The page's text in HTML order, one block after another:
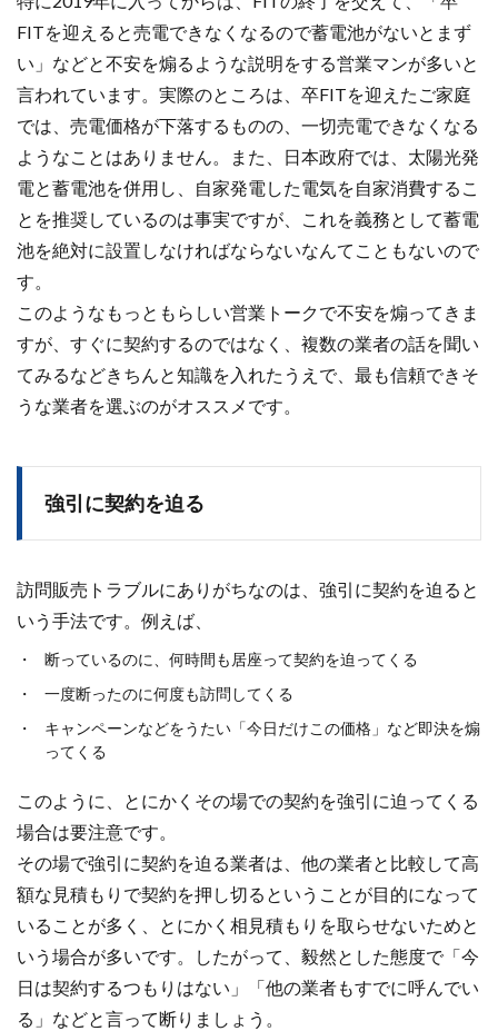
FITを迎えると売電できなくなるので蓄電池がないとまず
い 」などと不安を煽るような説明をする営業マンが多いと
言われています。実際のところは、卒FITを迎えたご家庭
では、売電価格が下落するものの、一切売電できなくなる
ようなことはありません。また、日本政府では、太陽光発
電と蓄電池を併用し、自家発電した電気を自家消費するこ
とを推奨しているのは事実ですが、これを義務として蓄電
池を絶対に設置しなければならないなんてこともないので
す。
このようなもっともらしい営業トークで不安を煽ってきま
すが、すぐに契約するのではなく、複数の業者の話を聞い
てみるなどきちんと知識を入れたうえで、最も信頼できそ
うな業者を選ぶのがオススメです。
強引に契約を迫る
訪問販売トラブルにありがちなのは、強引に契約を迫ると
いう手法です。例えば、
断っているのに、何時間も居座って契約を迫ってくる
一度断ったのに何度も訪問してくる
キャンペーンなどをうたい「今日だけこの価格」など即決を煽
ってくる
このように、とにかくその場での契約を強引に迫ってくる
場合は要注意です。
その場で強引に契約を迫る業者は、 他の業者と比較して高
額な見積もりで契約を押し切るということが目的になって
いることが多く、とにかく相見積もりを取らせないためと
いう場合が多いです。したがって、毅然とした態度で「今
日は契約するつもりはない」「他の業者もすでに呼んでい
る」などと言って断りましょう。